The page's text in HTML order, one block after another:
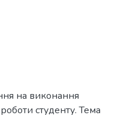
на виконання
студенту. Тема